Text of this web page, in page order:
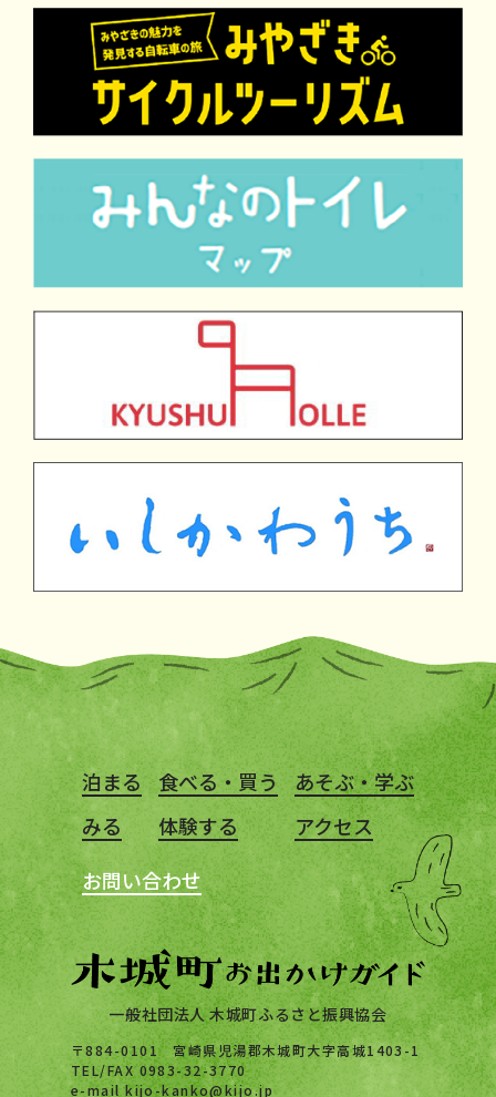
泊まる 食べる・買う
あそぶ・学ぶ
みる
体験する
アクセス
お問い合わせ
一般社団法人 木城町ふるさと振興協会
〒884-0101 宮崎県児湯郡木城町大字高城1403-1
TEL/FAX 0983-32-3770
e-mail kijo-kanko@kijo.jp